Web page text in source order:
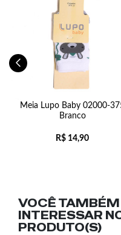
Meia Lupo Baby 02000-
Branco
R$ 14,90
VOCÊ TAMBÉM
INTERESSAR
PRODUTO(S)